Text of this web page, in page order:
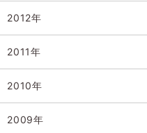
2012年
2011年
2010年
2009年